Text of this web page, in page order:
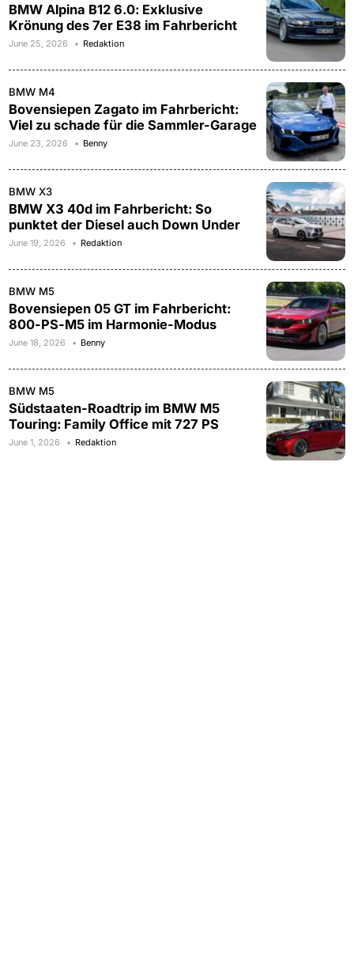
BMW Alpina B12 6.0: Exklusive
Krönung des 7er E38 im Fahrbericht
June 25, 2026 Redaktion
BMW M4
Bovensiepen Zagato im Fahrbericht:
Viel zu schade für die Sammler-Garage
June 23, 2026 Benny
BMW X3
BMW X3 40d im Fahrbericht: So
punktet der Diesel auch Down Under
June 19, 2026 Redaktion
BMW M5
Bovensiepen 05 GT im Fahrbericht:
800-PS-M5 im Harmonie-Modus
June 18, 2026 Benny
BMW M5
Südstaaten-Roadtrip im BMW M5
Touring: Family Office mit 727 PS
June 1, 2026 Redaktion